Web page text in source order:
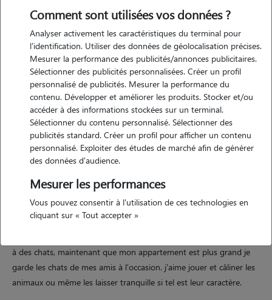
Motivation
bonjour ! je suis disponible pour garder votre chat dans mon
appartement. j'ai l'avantage d'avoir beaucoup de télétravail et
d'adorer les chats. en ce moment, je n'ai pas d'activité professionnelle,
ce qui assure une présence à votre chat.
Expérience
j'ai toujours eu des chats, des discrets ou des surexcités ! jusqu'à
à des chats, maintenant que mon appartement est plus grand je
garde les chats de mes amis à l'occasion. j'aime jouer et câliner les
animaux ou même les laisser tranquille si tel est leur caractère.
Comment sont utilisées vos données ?
Analyser activement les caractéristiques du terminal pour
l'identification. Utiliser des données de géolocalisation précises.
Mesurer la performance des publicités/annonces publicitaires.
Sélectionner des publicités personnalisées. Créer un profil
personnalisé de publicités. Mesurer la performance du
contenu. Développer et améliorer les produits. Stocker et/ou
accéder à des informations stockées sur un terminal.
Sélectionner du contenu personnalisé. Sélectionner des
publicités standard. Créer un profil pour afficher un contenu
personnalisé. Exploiter des études de marché afin de générer
des données d'audience.
Mesurer les performances
Vous pouvez consentir à l'utilisation de ces technologies en
cliquant sur « Tout accepter »